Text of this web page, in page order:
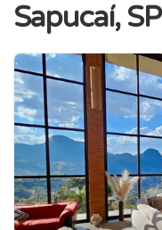
Sapucaí, SP